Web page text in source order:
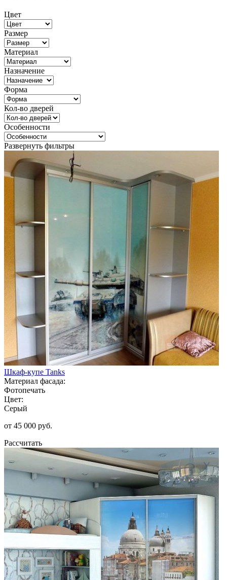
Цвет
Размер
Материал
Назначение
Форма
Кол-во дверей
Особенности
Развернуть фильтры
Шкаф-купе Tanks
Материал фасада:
Фотопечать
Цвет:
Серый
от 45 000 руб.
Рассчитать